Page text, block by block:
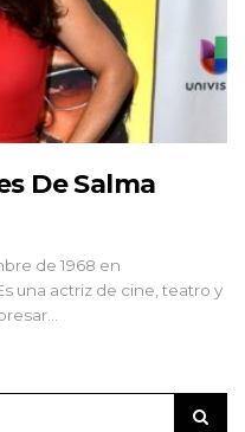
De Salma
de 1968 en
una actriz de cine, teatro y